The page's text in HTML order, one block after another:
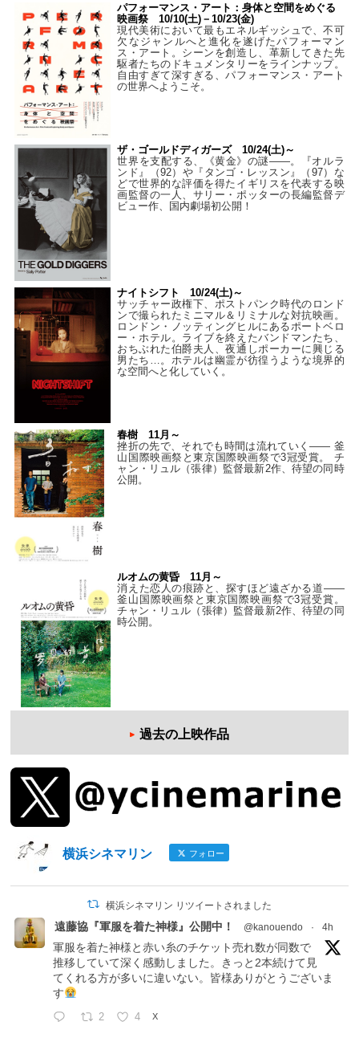
パフォーマンス・アート：身体と空間をめぐる
映画祭 10/10(土)－10/23(金)
現代美術において最もエネルギッシュで、不可
欠なジャンルへと進化を遂げたパフォーマン
ス・アート。シーンを創造し、革新してきた先
駆者たちのドキュメンタリーをラインナップ。
自由すぎて深すぎる、パフォーマンス・アート
の世界へようこそ。
ザ・ゴールドディガーズ 10/24(土)～
世界を支配する、《黄金》の謎――。『オルラ
ンド』（92）や『タンゴ・レッスン』（97）な
どで世界的な評価を得たイギリスを代表する映
画監督の一人、サリー・ポッターの長編監督デ
ビュー作、国内劇場初公開！
ナイトシフト 10/24(土)～
サッチャー政権下、ポストパンク時代のロンド
ンで撮られたミニマル＆リミナルな対抗映画。
ロンドン・ノッティングヒルにあるポートベロ
ー・ホテル。ライブを終えたバンドマンたち、
おちぶれた伯爵夫人、夜通しポーカーに興じる
男たち…。ホテルは幽霊が彷徨うような境界的
な空間へと化していく。
春樹 11月～
挫折の先で、それでも時間は流れていく—— 釜
山国際映画祭と東京国際映画祭で3冠受賞。 チ
ャン・リュル（張律）監督最新2作、待望の同時
公開。
ルオムの黄昏 11月～
消えた恋人の痕跡と、探すほど遠ざかる道——
釜山国際映画祭と東京国際映画祭で3冠受賞。
チャン・リュル（張律）監督最新2作、待望の同
時公開。
過去の上映作品
横浜シネマリン フォロー
横浜シネマリン リツイートされました
遠藤協『軍服を着た神様』公開中！ @kanouendo · 4h
軍服を着た神様と赤い糸のチケット売れ数が同数で
推移していて深く感動しました。きっと2本続けて見
てくれる方が多いに違いない。皆様ありがとうございま
す
2 4 X